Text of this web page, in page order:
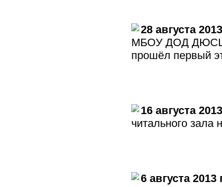
28 августа
МБОУ ДОД ДЮСШ
прошёл первый
16 августа
читального зала
6 августа 2013